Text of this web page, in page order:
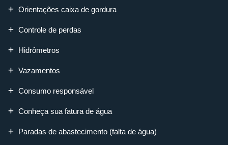
Orientações caixa de gordura
Controle de perdas
Hidrômetros
Vazamentos
Consumo responsável
Conheça sua fatura de água
Paradas de abastecimento (falta de água)